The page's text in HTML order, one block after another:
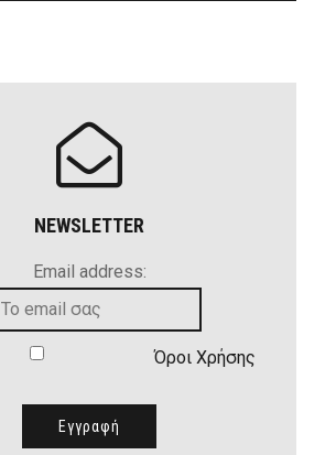
NEWSLETTER
Email address:
Όροι Χρήσης